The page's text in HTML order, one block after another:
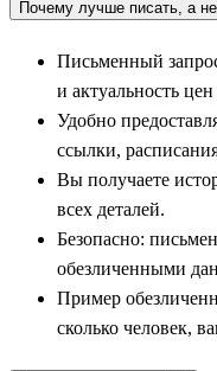
Почему лучше писать, а
Письменный
и актуальность
Удобно
ссылки,
Вы получаете
всех деталей.
Безопасно:
обезличенными
Пример
сколько человек,